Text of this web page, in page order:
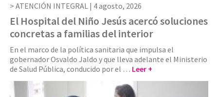
ATENCIÓN INTEGRAL | 4 agosto, 2026
El Hospital del Niño Jesús acercó soluciones
concretas a familias del interior
En el marco de la política sanitaria que impulsa el
gobernador Osvaldo Jaldo y que lleva adelante el Ministerio
de Salud Pública, conducido por el … Leer +